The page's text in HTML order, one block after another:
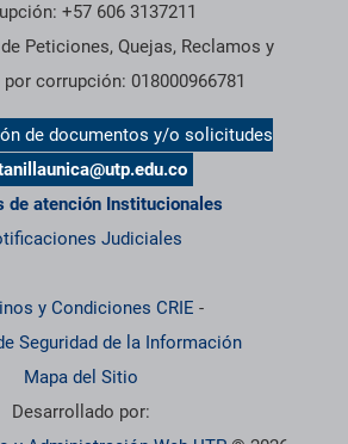
+57 606 3137211
Peticiones, Quejas, Reclamos y
por corrupción: 018000966781
de documentos y/o solicitudes
de atención Institucionales
Judiciales
y Condiciones CRIE -
Seguridad de la Información
Mapa del Sitio
Desarrollado por: